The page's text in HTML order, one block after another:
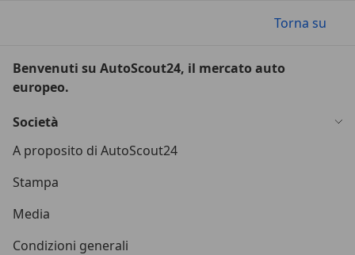
Torna su
Benvenuti su AutoScout24, il mercato auto
europeo.
Società
A proposito di AutoScout24
Stampa
Media
Condizioni generali